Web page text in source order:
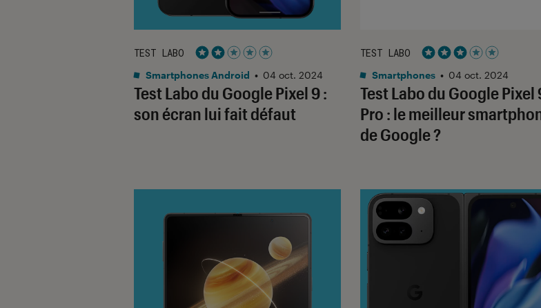
Test Labo du Google Pixel 9 :
son écran lui fait défaut
TEST LABO
Noté 2 étoiles sur 5
Smartphones Android • 04 oct. 2024
Test Labo du Google Pixel
Pro : le meilleur
de Google ?
TEST LABO
Noté 3 étoiles sur 5
Smartphones • 04 oct. 2024